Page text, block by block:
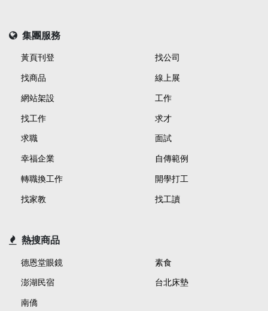
集團服務
黃頁刊登 找公司
找商品 線上展
網站架設 工作
找工作 求才
求職 面試
幸福企業 自傳範例
轉職換工作 開學打工
找家教 找工讀
熱搜商品
德恩堂眼鏡 素食
澎湖民宿 台北床墊
南僑